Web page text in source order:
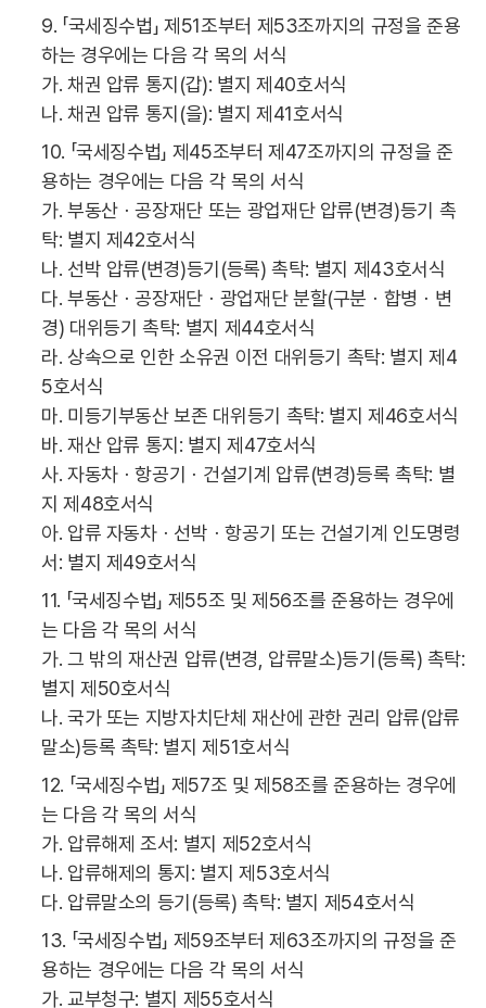
9. 「국세징수법」 제51조부터 제53조까지의 규정을 준용
하는 경우에는 다음 각 목의 서식
가. 채권 압류 통지(갑): 별지 제40호서식
나. 채권 압류 통지(을): 별지 제41호서식
10. 「국세징수법」 제45조부터 제47조까지의 규정을 준
용하는 경우에는 다음 각 목의 서식
가. 부동산ㆍ공장재단 또는 광업재단 압류(변경)등기 촉
탁: 별지 제42호서식
나. 선박 압류(변경)등기(등록) 촉탁: 별지 제43호서식
다. 부동산ㆍ공장재단ㆍ광업재단 분할(구분ㆍ합병ㆍ변
경) 대위등기 촉탁: 별지 제44호서식
라. 상속으로 인한 소유권 이전 대위등기 촉탁: 별지 제4
5호서식
마. 미등기부동산 보존 대위등기 촉탁: 별지 제46호서식
바. 재산 압류 통지: 별지 제47호서식
사. 자동차ㆍ항공기ㆍ건설기계 압류(변경)등록 촉탁: 별
지 제48호서식
아. 압류 자동차ㆍ선박ㆍ항공기 또는 건설기계 인도명령
서: 별지 제49호서식
11. 「국세징수법」 제55조 및 제56조를 준용하는 경우에
는 다음 각 목의 서식
가. 그 밖의 재산권 압류(변경, 압류말소)등기(등록) 촉탁:
별지 제50호서식
나. 국가 또는 지방자치단체 재산에 관한 권리 압류(압류
말소)등록 촉탁: 별지 제51호서식
12. 「국세징수법」 제57조 및 제58조를 준용하는 경우에
는 다음 각 목의 서식
가. 압류해제 조서: 별지 제52호서식
나. 압류해제의 통지: 별지 제53호서식
다. 압류말소의 등기(등록) 촉탁: 별지 제54호서식
13. 「국세징수법」 제59조부터 제63조까지의 규정을 준
용하는 경우에는 다음 각 목의 서식
가. 교부청구: 별지 제55호서식